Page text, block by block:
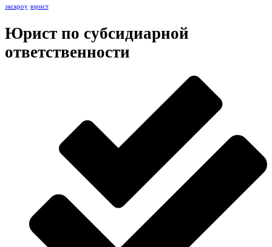
экскроу юрист
Юрист по субсидиарной
ответственности